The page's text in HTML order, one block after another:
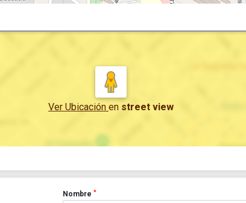
Ver Ubicación en street view
Nombre*